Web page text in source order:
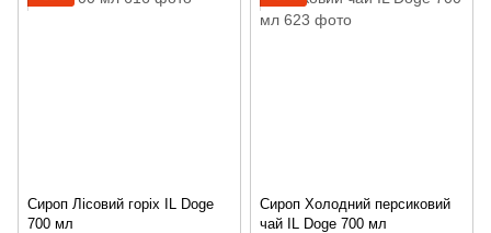
Сироп Лісовий горіх IL Doge
700 мл
Сироп Холодний персиковий
чай IL Doge 700 мл